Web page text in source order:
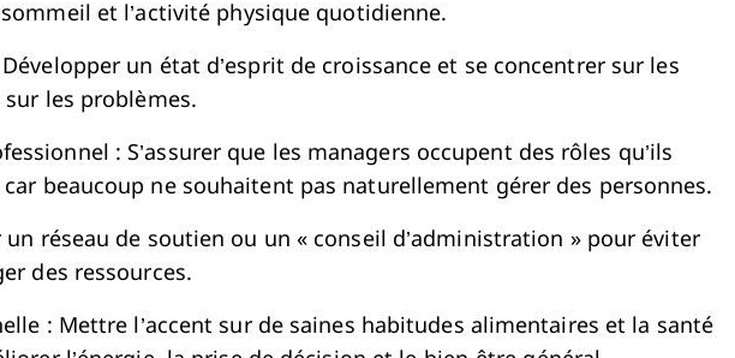
et l’activité physique quotidienne.
un état d’esprit de croissance et se concentrer sur les
les problèmes.
: S’assurer que les managers occupent des rôles qu’ils
beaucoup ne souhaitent pas naturellement gérer des personnes.
un réseau de soutien ou un « conseil d’administration » pour éviter
des ressources.
: Mettre l’accent sur de saines habitudes alimentaires et la santé